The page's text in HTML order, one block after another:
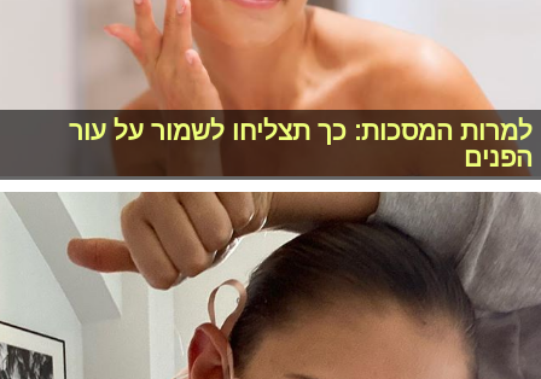
למרות המסכות: כך תצליחו לשמור על עור
הפנים